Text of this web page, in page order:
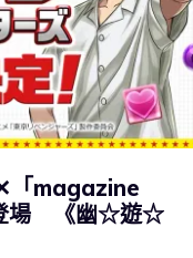
「magazine
登場 《幽☆遊☆